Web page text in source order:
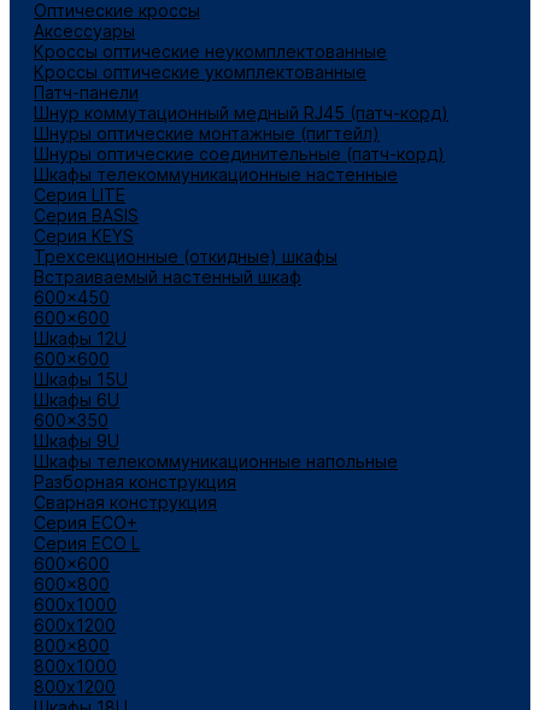
Оптические кроссы
Аксессуары
Кроссы оптические неукомплектованные
Кроссы оптические укомплектованные
Патч-панели
Шнур коммутационный медный RJ45 (патч-корд)
Шнуры оптические монтажные (пигтейл)
Шнуры оптические соединительные (патч-корд)
Шкафы телекоммуникационные настенные
Cерия LITE
Cерия BASIS
Cерия KEYS
Трехсекционные (откидные) шкафы
Встраиваемый настенный шкаф
600x450
600x600
Шкафы 12U
600x600
Шкафы 15U
Шкафы 6U
600x350
Шкафы 9U
Шкафы телекоммуникационные напольные
Разборная конструкция
Сварная конструкция
Серия ECO+
Серия ECO L
600x600
600x800
600х1000
600х1200
800x800
800х1000
800х1200